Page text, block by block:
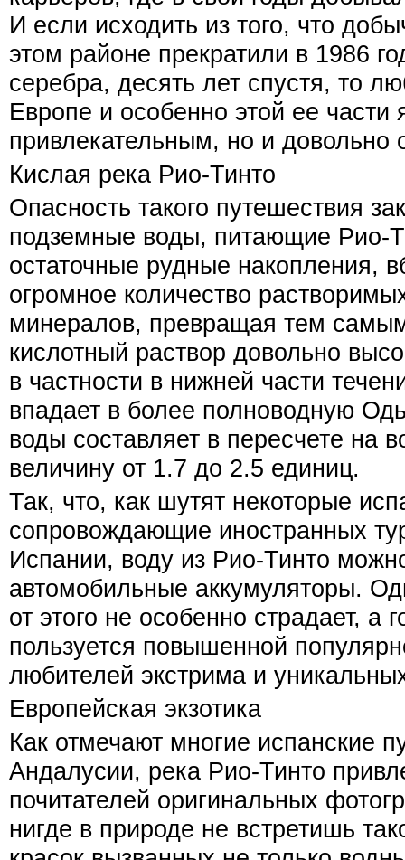
И если исходить из того, что
этом районе прекратили в 1986
серебра, десять лет спустя, то
Европе и особенно этой ее части
привлекательным, но и довольно
Кислая река Рио-Тинто
Опасность такого путешествия
подземные воды, питающие Рио-
остаточные рудные накопления,
огромное количество
минералов, превращая тем
кислотный раствор довольно
в частности в нижней части
впадает в более полноводную
воды составляет в пересчете на
величину от 1.7 до 2.5 единиц.
Так, что, как шутят некоторые
сопровождающие иностранных
Испании, воду из Рио-Тинто
автомобильные аккумуляторы.
от этого не особенно страдает, а
пользуется повышенной
любителей экстрима и
Европейская экзотика
Как отмечают многие испанские
Андалусии, река Рио-Тинто
почитателей оригинальных
нигде в природе не встретишь